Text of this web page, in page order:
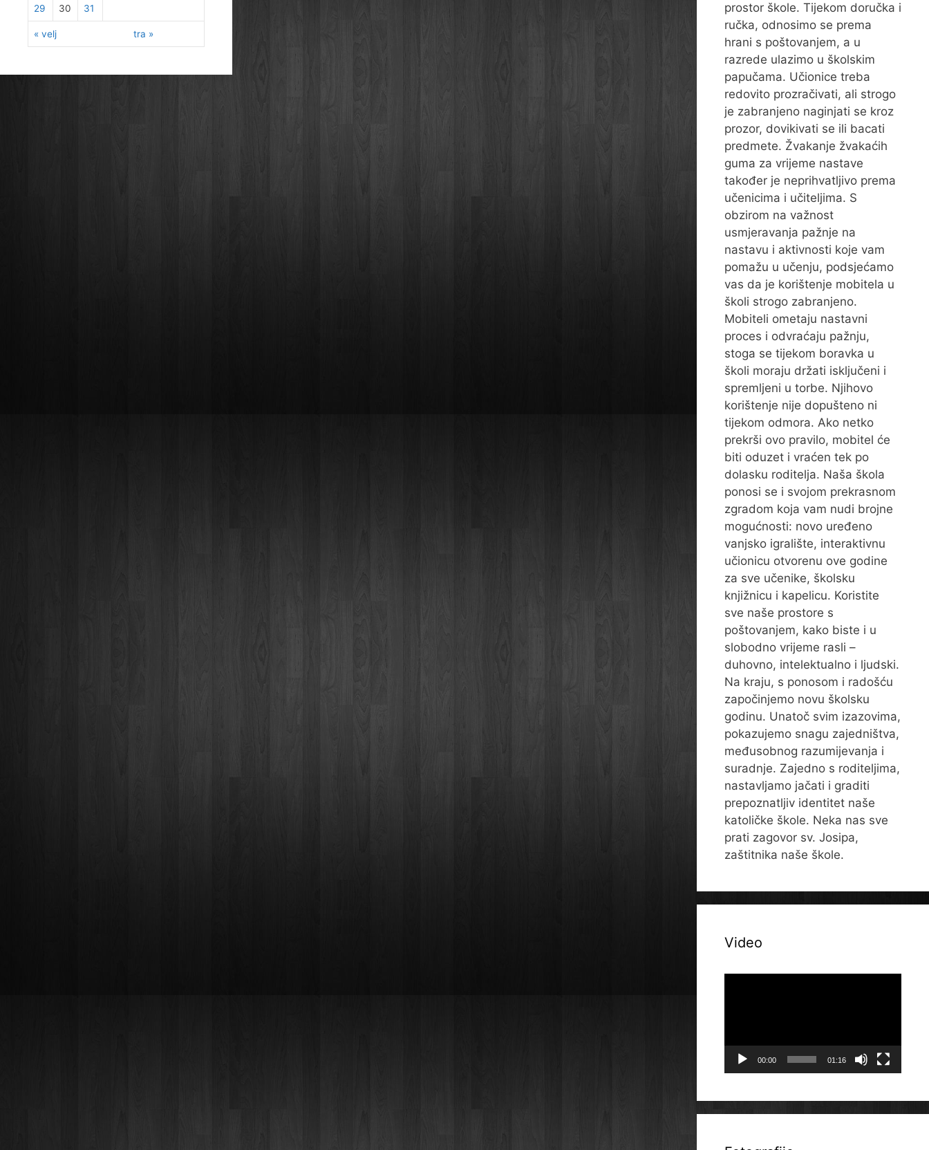
« velj tra »
29 30 31
prostor škole. Tijekom doručka i
ručka, odnosimo se prema
hrani s poštovanjem, a u
razrede ulazimo u školskim
papučama. Učionice treba
redovito prozračivati, ali strogo
je zabranjeno naginjati se kroz
prozor, dovikivati se ili bacati
predmete. Žvakanje žvakaćih
guma za vrijeme nastave
također je neprihvatljivo prema
učenicima i učiteljima. S
obzirom na važnost
usmjeravanja pažnje na
nastavu i aktivnosti koje vam
pomažu u učenju, podsjećamo
vas da je korištenje mobitela u
školi strogo zabranjeno.
Mobiteli ometaju nastavni
proces i odvraćaju pažnju,
stoga se tijekom boravka u
školi moraju držati isključeni i
spremljeni u torbe. Njihovo
korištenje nije dopušteno ni
tijekom odmora. Ako netko
prekrši ovo pravilo, mobitel će
biti oduzet i vraćen tek po
dolasku roditelja. Naša škola
ponosi se i svojom prekrasnom
zgradom koja vam nudi brojne
mogućnosti: novo uređeno
vanjsko igralište, interaktivnu
učionicu otvorenu ove godine
za sve učenike, školsku
knjižnicu i kapelicu. Koristite
sve naše prostore s
poštovanjem, kako biste i u
slobodno vrijeme rasli –
duhovno, intelektualno i ljudski.
Na kraju, s ponosom i radošću
započinjemo novu školsku
godinu. Unatoč svim izazovima,
pokazujemo snagu zajedništva,
međusobnog razumijevanja i
suradnje. Zajedno s roditeljima,
nastavljamo jačati i graditi
prepoznatljiv identitet naše
katoličke škole. Neka nas sve
prati zagovor sv. Josipa,
zaštitnika naše škole.
Video
00:00 01:16